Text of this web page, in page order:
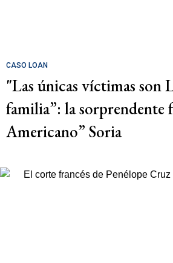
CASO LOAN
"Las únicas víctimas son
familia”: la sorprendente
Americano” Soria